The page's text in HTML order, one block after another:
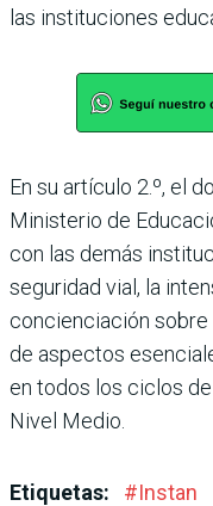
las instituciones
En su artículo 2.º, el
Ministerio de
con las demás
seguridad vial, la
concienciación
de aspectos
en todos los ciclos
Nivel Medio.
Etiquetas: #Instan